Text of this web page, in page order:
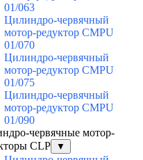
01/063
Цилиндро-червячный
мотор-редуктор CMPU
01/070
Цилиндро-червячный
мотор-редуктор CMPU
01/075
Цилиндро-червячный
мотор-редуктор CMPU
01/090
червячные мотор-
CLP
▼